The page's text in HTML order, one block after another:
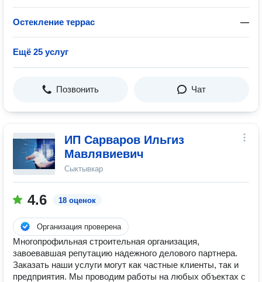
Остекление террас —
Ещё 25 услуг
Позвонить Чат
ИП Сарваров Ильгиз
Мавлявиевич
Сыктывкар
4.6 18 оценок
Организация проверена
Многопрофильная строительная организация,
завоевавшая репутацию надежного делового партнера.
Заказать наши услуги могут как частные клиенты, так и
предприятия. Мы проводим работы на любых объектах с